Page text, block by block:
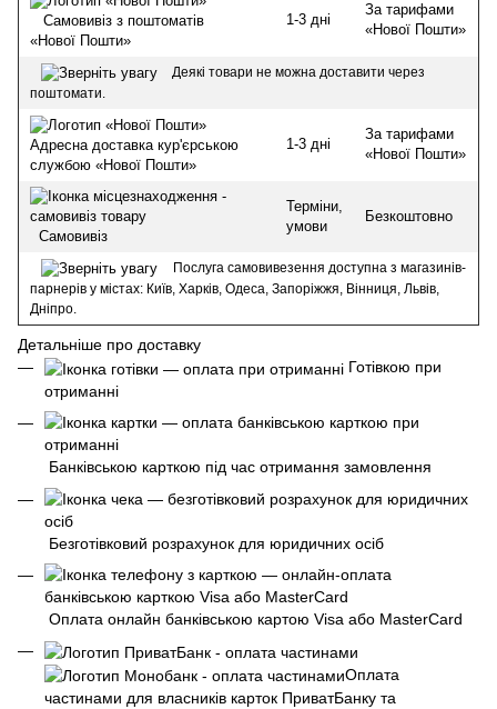
Самовивіз з поштоматів
«Нової Пошти»
1-3 дні
За тарифами
«Нової Пошти»
Деякі товари не можна доставити через
поштомати.
Адресна доставка кур'єрською
службою «Нової Пошти»
1-3 дні
За тарифами
«Нової Пошти»
Самовивіз
Терміни,
умови
Безкоштовно
Послуга самовивезення доступна з магазинів-
парнерів у містах: Київ, Харків, Одеса, Запоріжжя, Вінниця, Львів,
Дніпро.
Детальніше про доставку
Готівкою при
отриманні
Банківською карткою під час отримання замовлення
Безготівковий розрахунок для юридичних осіб
Оплата онлайн банківською картою Visa або MasterCard
Оплата
частинами для власників карток ПриватБанку та